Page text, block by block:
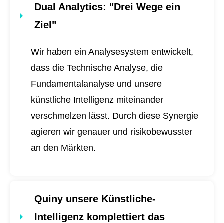
Dual Analytics: "Drei Wege ein
Ziel"
Wir haben ein Analysesystem entwickelt,
dass die Technische Analyse, die
Fundamentalanalyse und unsere
künstliche Intelligenz miteinander
verschmelzen lässt. Durch diese Synergie
agieren wir genauer und risikobewusster
an den Märkten.
Quiny unsere Künstliche-
Intelligenz komplettiert das